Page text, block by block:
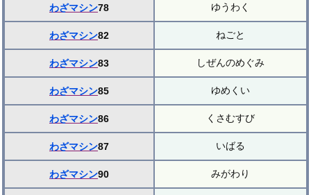
わざマシン78 ゆうわく
わざマシン82 ねごと
わざマシン83 しぜんのめぐみ
わざマシン85 ゆめくい
わざマシン86 くさむすび
わざマシン87 いばる
わざマシン90 みがわり